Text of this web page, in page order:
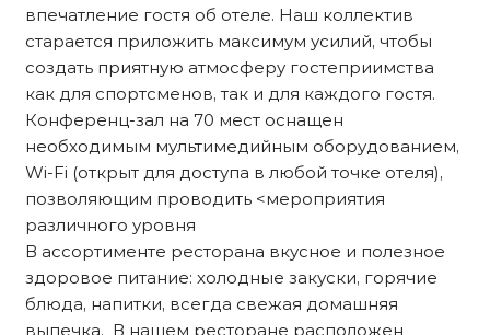
впечатление гостя об отеле. Наш коллектив
старается приложить максимум усилий, чтобы
создать приятную атмосферу гостеприимства
как для спортсменов, так и для каждого гостя.
Конференц-зал на 70 мест оснащен
необходимым мультимедийным оборудованием,
Wi-Fi (открыт для доступа в любой точке отеля),
позволяющим проводить <мероприятия
различного уровня
В ассортименте ресторана вкусное и полезное
здоровое питание: холодные закуски, горячие
блюда, напитки, всегда свежая домашняя
выпечка. В нашем ресторане расположен